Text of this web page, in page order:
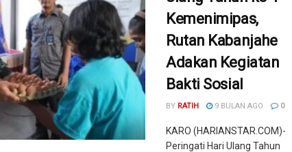
Kemenimipas,
Rutan Kabanjahe
Adakan Kegiatan
Bakti Sosial
BY RATIH 9 BULAN AGO 0
KARO (HARIANSTAR.COM)-
Peringati Hari Ulang Tahun